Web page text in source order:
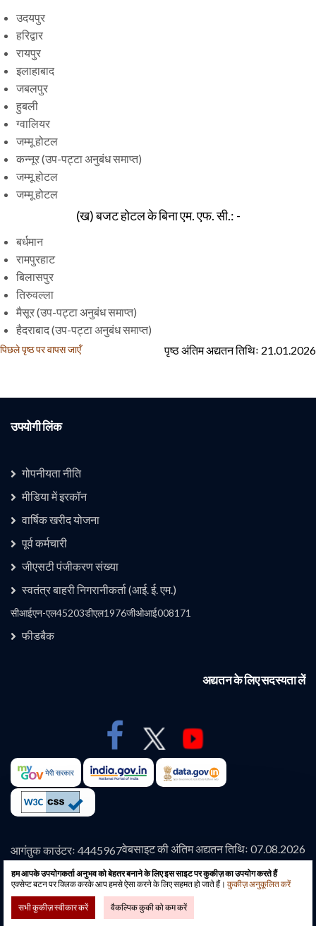
उदयपुर
हरिद्वार
रायपुर
इलाहाबाद
जबलपुर
हुबली
ग्वालियर
जम्मू होटल
कन्नूर (उप-पट्टा अनुबंध समाप्त)
जम्मू होटल
जम्मू होटल
(ख) बजट होटल के बिना एम. एफ. सी.: -
बर्धमान
रामपुरहाट
बिलासपुर
तिरुवल्ला
मैसूर (उप-पट्टा अनुबंध समाप्त)
हैदराबाद (उप-पट्टा अनुबंध समाप्त)
पिछले पृष्ठ पर वापस जाएँ पृष्ठ अंतिम अद्यतन तिथिः 21.01.2026
उपयोगी लिंक
गोपनीयता नीति
मीडिया में इरकॉन
वार्षिक खरीद योजना
उपयोगी लिंक 1
पूर्व कर्मचारी
जीएसटी पंजीकरण संख्या
स्वतंत्र बाहरी निगरानीकर्ता (आई. ई. एम.)
कंपनी
सीआईएन-एल45203डीएल1976जीओआई008171
फीडबैक
अद्यतन के लिए सदस्यता लें
आगंतुक काउंटरः 4445967वेबसाइट की अंतिम अद्यतन तिथिः 07.08.2026
कॉपीराइट © 2026-सभी अधिकार सुरक्षित-इरकॉन इंटरनेशनल
लिमिटेड गवर्नमेंट ऑफ इंडिया अंडरटेकिंग की आधिकारिक वेबसाइट।
हम आपके उपयोगकर्ता अनुभव को बेहतर बनाने के लिए इस साइट पर कुकीज़ का उपयोग करते हैं
एक्सेप्ट बटन पर क्लिक करके आप हमसे ऐसा करने के लिए सहमत हो जाते हैं। कुकीज़ अनुकूलित करें
सभी कुकीज़ स्वीकार करें वैकल्पिक कुकी को कम करें